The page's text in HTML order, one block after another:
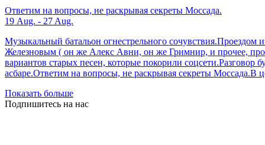
Ответим на вопросы, не раскрывая секреты Моссада.
19 Aug. - 27 Aug.
Музыкальный батальон огнестрельного
Железновым ( он же Алекс Авни, он же Гримнир, и прочее,
вариантов старых песен, которые покорили
асбаре.Ответим на вопросы, не раскрывая секреты Моссада.В
Показать больше
Подпишитесь на нас